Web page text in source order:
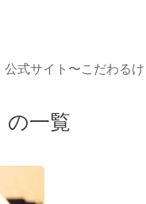
公式サイト〜こだわる
の一覧